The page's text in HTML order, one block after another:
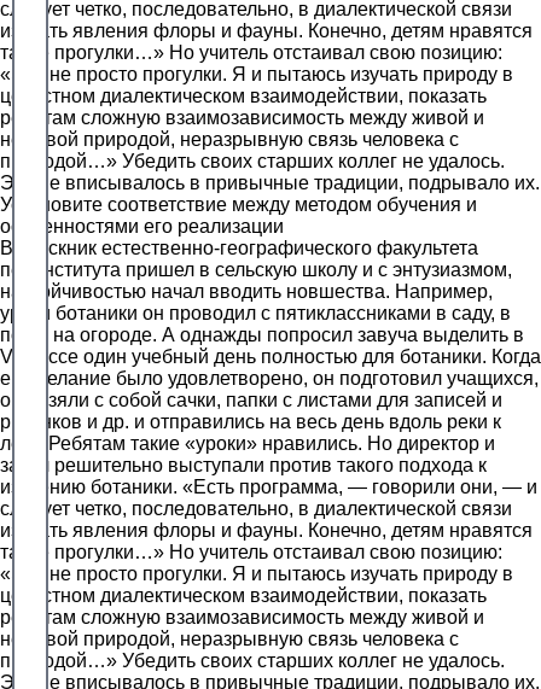
следует четко, последовательно, в диалектической связи
изучать явления флоры и фауны. Конечно, детям нравятся
такие прогулки…» Но учитель отстаивал свою позицию:
«Это не просто прогулки. Я и пытаюсь изучать природу в
целостном диалектическом взаимодействии, показать
ребятам сложную взаимозависимость между живой и
неживой природой, неразрывную связь человека с
природой…» Убедить своих старших коллег не удалось.
Это не вписывалось в привычные традиции, подрывало их.
Установите соответствие между методом обучения и
особенностями его реализации
Выпускник естественно-географического факультета
пединститута пришел в сельскую школу и с энтузиазмом,
настойчивостью начал вводить новшества. Например,
уроки ботаники он проводил с пятиклассниками в саду, в
поле, на огороде. А однажды попросил завуча выделить в
V классе один учебный день полностью для ботаники. Когда
его желание было удовлетворено, он подготовил учащихся,
они взяли с собой сачки, папки с листами для записей и
рисунков и др. и отправились на весь день вдоль реки к
лесу. Ребятам такие «уроки» нравились. Но директор и
завуч решительно выступали против такого подхода к
изучению ботаники. «Есть программа, — говорили они, — и
следует четко, последовательно, в диалектической связи
изучать явления флоры и фауны. Конечно, детям нравятся
такие прогулки…» Но учитель отстаивал свою позицию:
«Это не просто прогулки. Я и пытаюсь изучать природу в
целостном диалектическом взаимодействии, показать
ребятам сложную взаимозависимость между живой и
неживой природой, неразрывную связь человека с
природой…» Убедить своих старших коллег не удалось.
Это не вписывалось в привычные традиции, подрывало их.